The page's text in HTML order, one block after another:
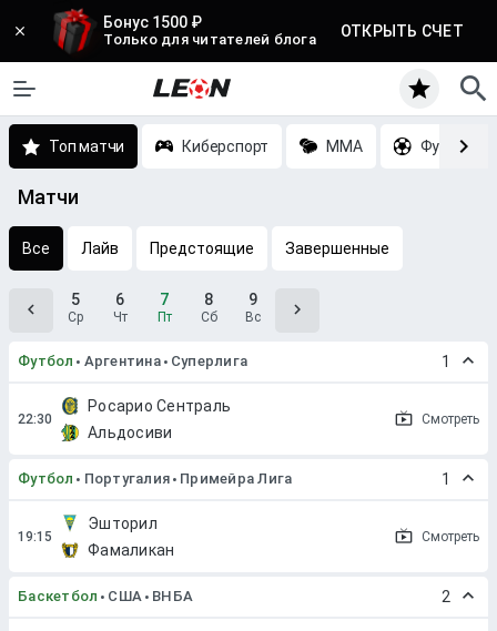
Бонус 1500 ₽
Только для читателей блога ОТКРЫТЬ СЧЕТ
Топ матчи Киберспорт MMA Футбол
Матчи
Все Лайв Предстоящие Завершенные
5
Ср
6
Чт
7
Пт
8
Сб
9
Вс
Футбол Аргентина Суперлига 1
Росарио Сентраль
Альдосиви
Смотреть
Футбол Португалия Примейра Лига 1
Эшторил
Фамаликан
Смотреть
Баскетбол США ВНБА 2